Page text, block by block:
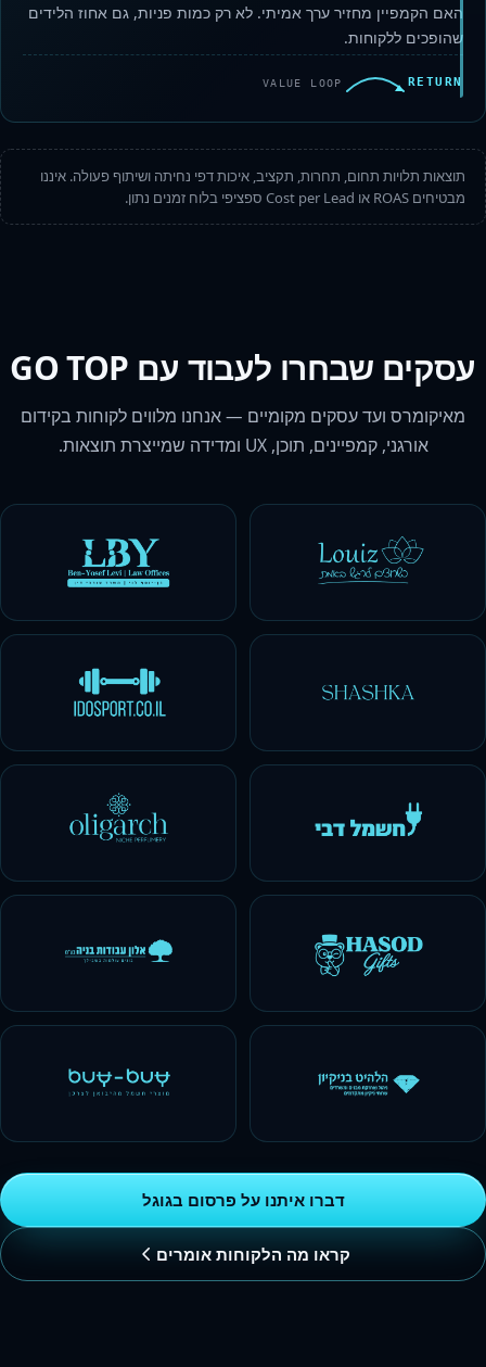
האם הקמפיין מחזיר ערך אמיתי. לא רק כמות פניות, גם אחוז הלידים
שהופכים ללקוחות.
RETURN
VALUE LOOP
תוצאות תלויות תחום, תחרות, תקציב, איכות דפי נחיתה ושיתוף פעולה. איננו
מבטיחים ROAS או Cost per Lead ספציפי בלוח זמנים נתון.
עסקים שבחרו לעבוד עם GO TOP
מאיקומרס ועד עסקים מקומיים — אנחנו מלווים לקוחות בקידום
אורגני, קמפיינים, תוכן, UX ומדידה שמייצרת תוצאות.
דברו איתנו על פרסום בגוגל
קראו מה הלקוחות אומרים